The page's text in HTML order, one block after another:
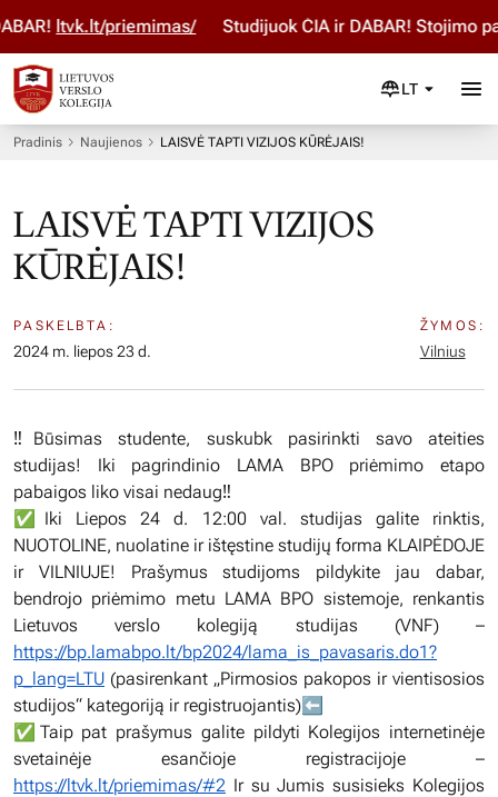
ltvk.lt/priemimas/ Studijuok ČIA ir DABAR! Stojimo
LT
Pradinis Naujienos LAISVĖ TAPTI VIZIJOS KŪRĖJAIS!
LAISVĖ TAPTI VIZIJOS
KŪRĖJAIS!
PASKELBTA:
2024 m. liepos 23 d.
ŽYMOS:
Vilnius
‼️Būsimas studente, suskubk pasirinkti savo ateities
studijas! Iki pagrindinio LAMA BPO priėmimo etapo
pabaigos liko visai nedaug‼️
✅Iki Liepos 24 d. 12:00 val. studijas galite rinktis,
NUOTOLINE, nuolatine ir ištęstine studijų forma KLAIPĖDOJE
ir VILNIUJE! Prašymus studijoms pildykite jau dabar,
bendrojo priėmimo metu LAMA BPO sistemoje, renkantis
Lietuvos verslo kolegiją studijas (VNF) –
https://bp.lamabpo.lt/bp2024/lama_is_pavasaris.do1?
p_lang=LTU (pasirenkant „Pirmosios pakopos ir vientisosios
studijos“ kategoriją ir registruojantis)⬅️
✅Taip pat prašymus galite pildyti Kolegijos internetinėje
svetainėje esančioje registracijoje –
https://ltvk.lt/priemimas/#2 Ir su Jumis susisieks Kolegijos